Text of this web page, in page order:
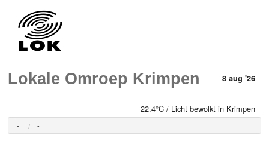
Lokale Omroep Krimpen 8 aug '26
22.4°C / Licht bewolkt in Krimpen
- -